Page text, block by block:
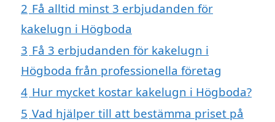
2 Få alltid minst 3 erbjudanden för
kakelugn i Högboda
3 Få 3 erbjudanden för kakelugn i
Högboda från professionella företag
4 Hur mycket kostar kakelugn i Högboda?
5 Vad hjälper till att bestämma priset på